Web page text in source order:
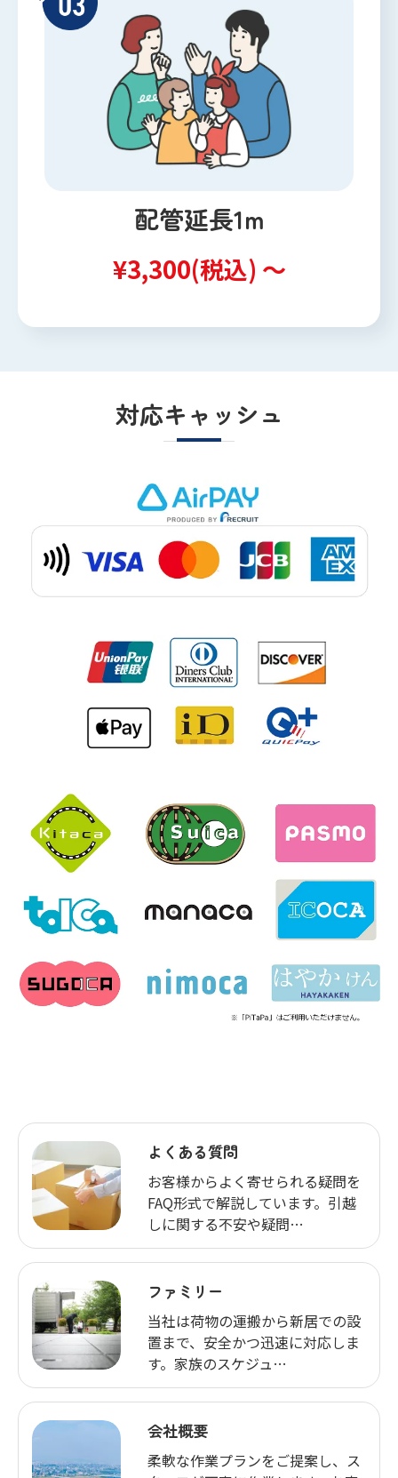
配管延長1m
¥3,300(税込) ～
対応キャッシュ
よくある質問
お客様からよく寄せられる疑問を
FAQ形式で解説しています。引越
しに関する不安や疑問…
ファミリー
当社は荷物の運搬から新居での設
置まで、安全かつ迅速に対応しま
す。家族のスケジュ…
会社概要
柔軟な作業プランをご提案し、ス